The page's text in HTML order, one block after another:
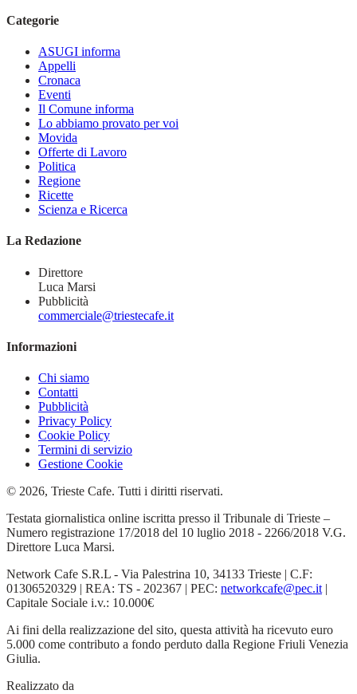
Categorie
ASUGI informa
Appelli
Cronaca
Eventi
Il Comune informa
Lo abbiamo provato per voi
Movida
Offerte di Lavoro
Politica
Regione
Ricette
Scienza e Ricerca
La Redazione
Direttore
Luca Marsi
Pubblicità
commerciale@triestecafe.it
Informazioni
Chi siamo
Contatti
Pubblicità
Privacy Policy
Cookie Policy
Termini di servizio
Gestione Cookie
© 2026, Trieste Cafe. Tutti i diritti riservati.
Testata giornalistica online iscritta presso il Tribunale di Trieste –
Numero registrazione 17/2018 del 10 luglio 2018 - 2266/2018 V.G.
Direttore Luca Marsi.
Network Cafe S.R.L - Via Palestrina 10, 34133 Trieste | C.F:
01306520329 | REA: TS - 202367 | PEC: networkcafe@pec.it |
Capitale Sociale i.v.: 10.000€
Ai fini della realizzazione del sito, questa attività ha ricevuto euro
5.000 come contributo a fondo perduto dalla Regione Friuli Venezia
Giulia.
Realizzato da